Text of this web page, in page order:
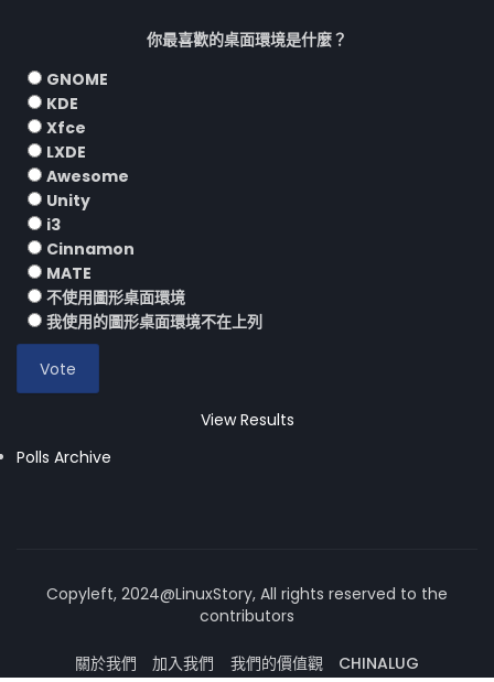
你最喜歡的桌面環境是什麼？
GNOME
KDE
Xfce
LXDE
Awesome
Unity
i3
Cinnamon
MATE
不使用圖形桌面環境
我使用的圖形桌面環境不在上列
View Results
Polls Archive
Copyleft, 2024@LinuxStory, All rights reserved to the
contributors
關於我們 加入我們 我們的價值觀
CHINALUG